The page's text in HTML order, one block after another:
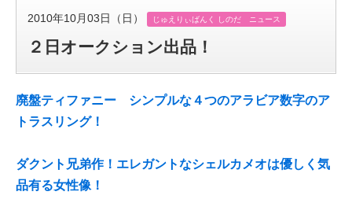
2010年10月03日（日） じゅえりぃばんく しのだ ニュース
２日オークション出品！
廃盤ティファニー シンプルな４つのアラビア数字のア
トラスリング！
ダクント兄弟作！エレガントなシェルカメオは優しく気
品有る女性像！